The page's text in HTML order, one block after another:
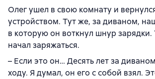
Олег ушел в свою комнату и
устройством. Тут же, за диваном,
в которую он воткнул шнур зарядки.
начал заряжаться.
– Если это он… Десять лет за
ходу. Я думал, он его с собой взял.